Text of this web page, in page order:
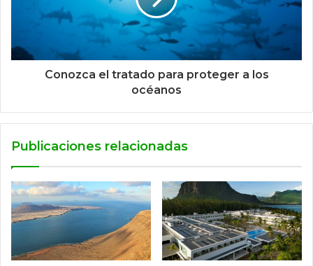
Conozca el tratado para proteger a los
océanos
Publicaciones relacionadas